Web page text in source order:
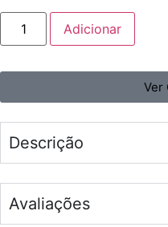
Adicionar
Ver
Descrição
Avaliações